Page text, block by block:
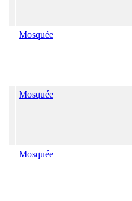
Mosquée
Mosquée
Mosquée